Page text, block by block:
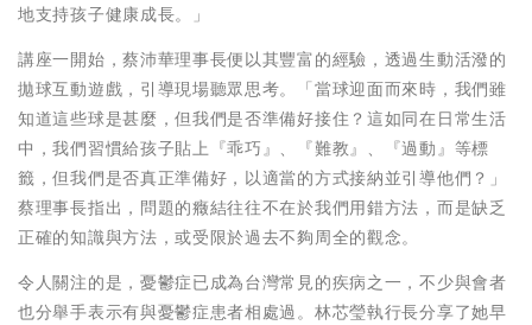
地支持孩子健康成長。」
講座一開始，蔡沛華理事長便以其豐富的經驗，透過生動活潑的
拋球互動遊戲，引導現場聽眾思考。「當球迎面而來時，我們雖
知道這些球是甚麼，但我們是否準備好接住？這如同在日常生活
中，我們習慣給孩子貼上『乖巧』、『難教』、『過動』等標
籤，但我們是否真正準備好，以適當的方式接納並引導他們？」
蔡理事長指出，問題的癥結往往不在於我們用錯方法，而是缺乏
正確的知識與方法，或受限於過去不夠周全的觀念。
令人關注的是，憂鬱症已成為台灣常見的疾病之一，不少與會者
也分舉手表示有與憂鬱症患者相處過。林芯瑩執行長分享了她早